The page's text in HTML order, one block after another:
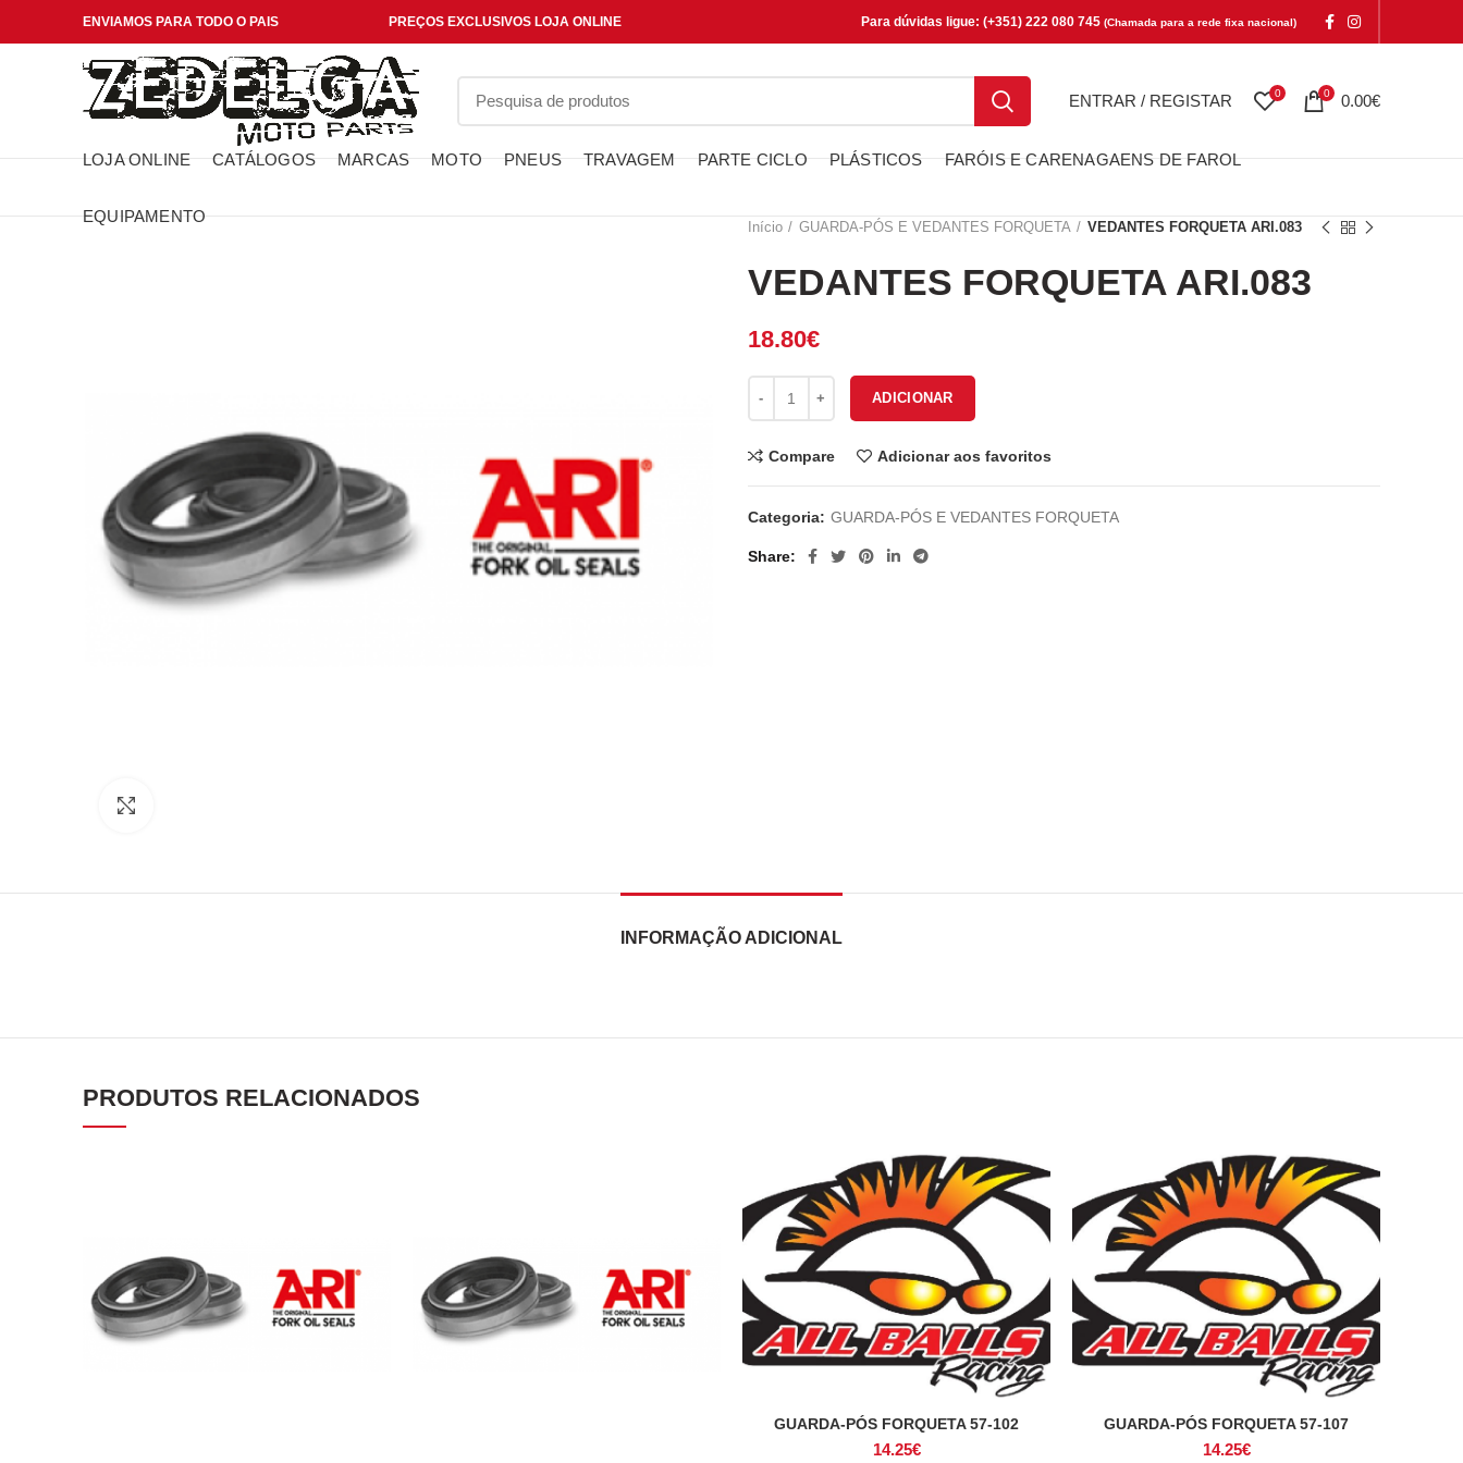
ENVIAMOS PARA TODO O PAIS PREÇOS EXCLUSIVOS LOJA ONLINE Para dúvidas ligue: (+351) 222 080 745 (Chamada para a rede fixa nacional)
ENTRAR / REGISTAR 0 0 0.00€
LOJA ONLINE CATÁLOGOS MARCAS MOTO PNEUS TRAVAGEM PARTE CICLO PLÁSTICOS FARÓIS E CARENAGAENS DE FAROL
EQUIPAMENTO
Início GUARDA-PÓS E VEDANTES FORQUETA VEDANTES FORQUETA ARI.083
VEDANTES FORQUETA ARI.083
18.80€
ADICIONAR
Compare Adicionar aos favoritos
Categoria: GUARDA-PÓS E VEDANTES FORQUETA
Share
INFORMAÇÃO ADICIONAL
PRODUTOS RELACIONADOS
ADICIONAR
GUARDA-PÓS FORQUETA 57-102
14.25€
ADICIONAR
GUARDA-PÓS FORQUETA 57-107
14.25€